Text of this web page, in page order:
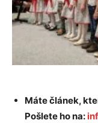
Máte článek,
Pošlete ho na: